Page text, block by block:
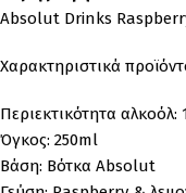
Absolut Drinks
Χαρακτηριστικά
Περιεκτικότητα αλκοόλ:
Όγκος: 250ml
Βάση: Βότκα Absolut